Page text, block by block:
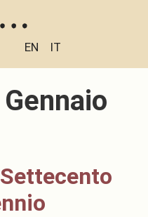
EN IT